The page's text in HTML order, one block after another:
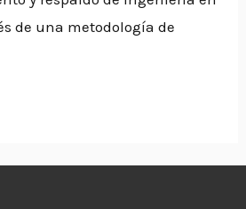
de una metodología de